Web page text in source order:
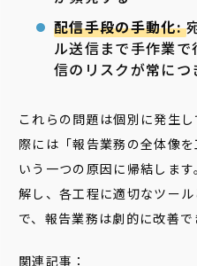
配信手段の手動化:
ル送信まで手作業
信のリスクが常につ
これらの問題は個別に発生
際には「報告業務の全体像
いう一つの原因に帰結しま
解し、各工程に適切なツー
で、報告業務は劇的に改善で
関連記事：